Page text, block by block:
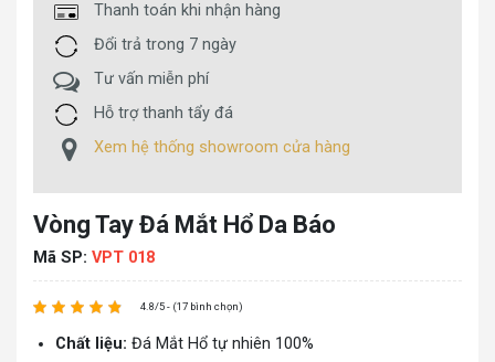
Thanh toán khi nhận hàng
Đổi trả trong 7 ngày
Tư vấn miễn phí
Hỗ trợ thanh tẩy đá
Xem hệ thống showroom cửa hàng
Vòng Tay Đá Mắt Hổ Da Báo
Mã SP: VPT 018
4.8/5 - (17 bình chọn)
Chất liệu: Đá Mắt Hổ tự nhiên 100%